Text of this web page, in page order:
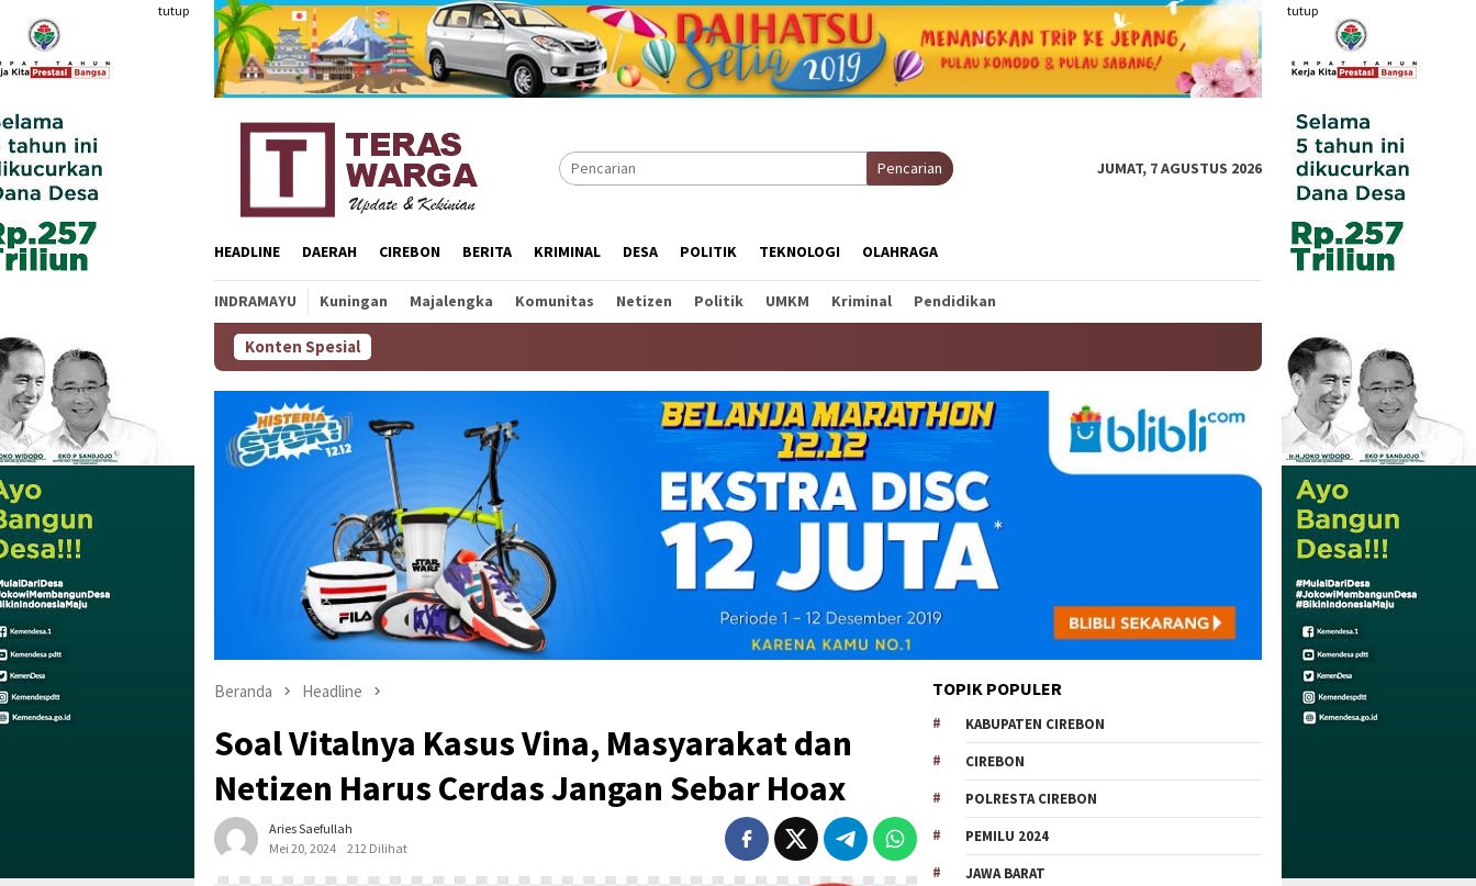
Loncat
konten
tutup tutup
Pencarian JUMAT, 7 AGUSTUS 2026
HEADLINE DAERAH CIREBON BERITA KRIMINAL DESA POLITIK TEKNOLOGI OLAHRAGA
INDRAMAYU Kuningan Majalengka Komunitas Netizen Politik UMKM Kriminal Pendidikan
Konten Spesial
Beranda Headline
Soal Vitalnya Kasus Vina, Masyarakat dan
Netizen Harus Cerdas Jangan Sebar Hoax
Aries Saefullah
Mei 20, 2024
212 Dilihat
TOPIK POPULER
KABUPATEN CIREBON
CIREBON
POLRESTA CIREBON
PEMILU 2024
JAWA BARAT